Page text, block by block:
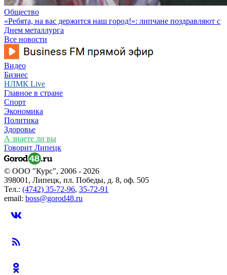
Общество
«Ребята, на вас держится наш город!»: липчане поздравляют с
Днем металлурга
Все новости
Видео
Бизнес
НЛМК Live
Главное в стране
Спорт
Экономика
Политика
Здоровье
А знаете ли вы
Говорит Липецк
© ООО "Курс", 2006 - 2026
398001, Липецк, пл. Победы, д. 8, оф. 505
Тел.: (4742) 35-72-96, 35-72-91
email: boss@gorod48.ru